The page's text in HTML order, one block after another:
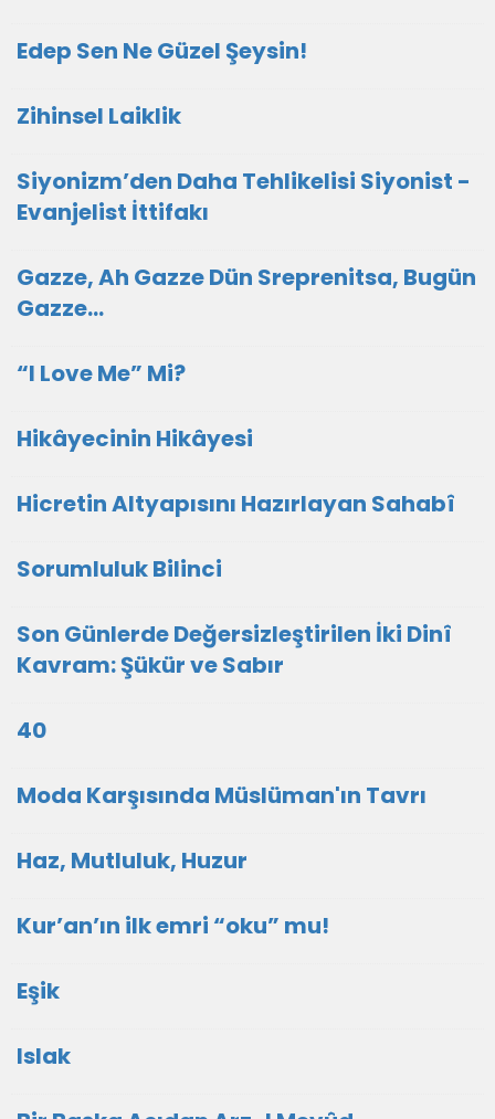
Edep Sen Ne Güzel Şeysin!
Zihinsel Laiklik
Siyonizm’den Daha Tehlikelisi Siyonist -
Evanjelist İttifakı
Gazze, Ah Gazze Dün Sreprenitsa, Bugün
Gazze...
“I Love Me” Mi?
Hikâyecinin Hikâyesi
Hicretin Altyapısını Hazırlayan Sahabî
Sorumluluk Bilinci
Son Günlerde Değersizleştirilen İki Dinî
Kavram: Şükür ve Sabır
40
Moda Karşısında Müslüman'ın Tavrı
Haz, Mutluluk, Huzur
Kur’an’ın ilk emri “oku” mu!
Eşik
Islak